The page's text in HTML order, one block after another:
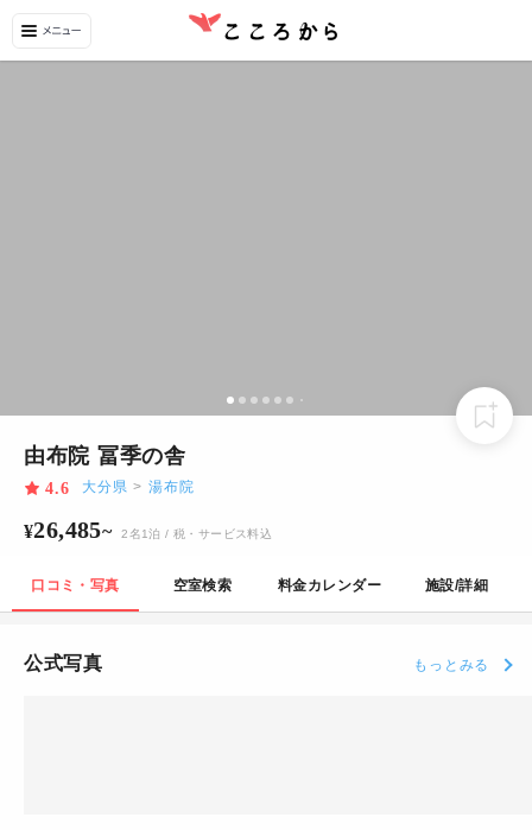
由布院 冨季の舎
4.6 大分県 > 湯布院
¥26,485~ 2名1泊 / 税・サービス料込
口コミ・写真 空室検索 料金カレンダー 施設/詳細
公式写真 もっとみる